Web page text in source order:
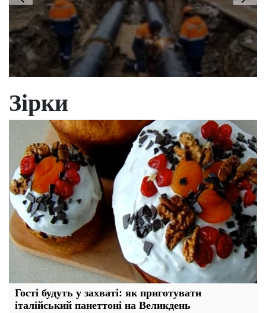
Зірки
Гості будуть у захваті: як приготувати
італійський панеттоні на Великдень